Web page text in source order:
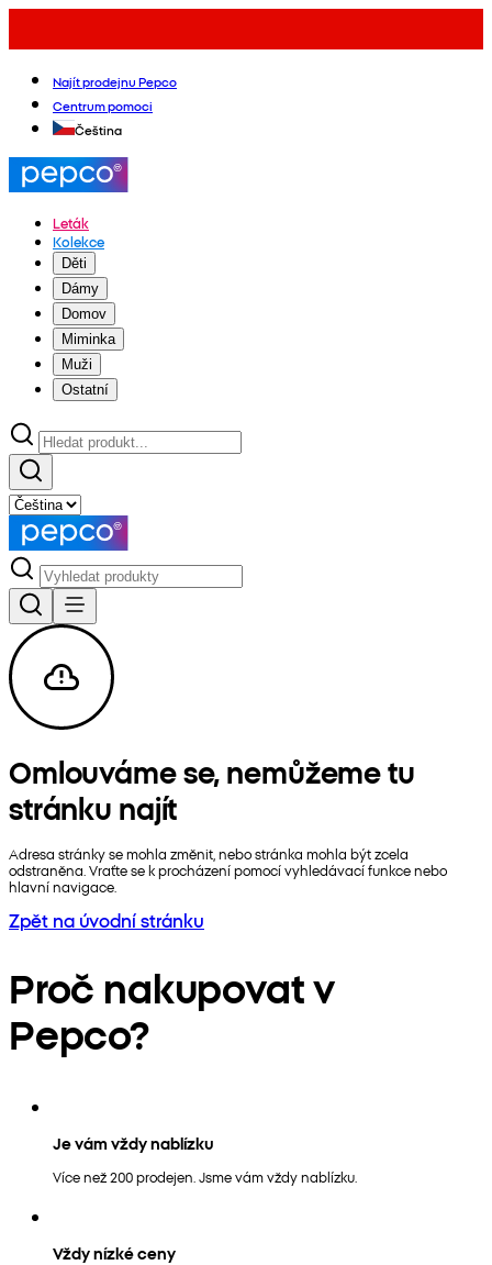
Najít prodejnu Pepco
Centrum pomoci
Čeština
Leták
Kolekce
Děti
Dámy
Domov
Miminka
Muži
Ostatní
Omlouváme se, nemůžeme tu
stránku najít
Adresa stránky se mohla změnit, nebo stránka mohla být zcela
odstraněna. Vraťte se k procházení pomocí vyhledávací funkce nebo
hlavní navigace.
Zpět na úvodní stránku
Proč nakupovat v
Pepco?
Je vám vždy nablízku
Více než 200 prodejen. Jsme vám vždy nablízku.
Vždy nízké ceny